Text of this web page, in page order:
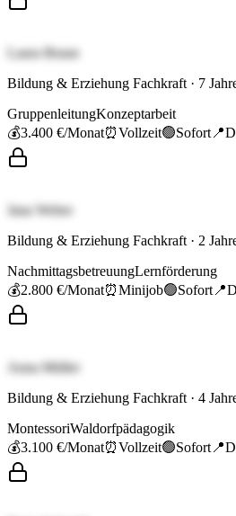
Laura Braun
Bildung & Erziehung Fachkraft · 7
GruppenleitungKonzeptarbeit
💰3.400 €/Monat⏰Vollzeit🟢Sofort 📍
Jana Weber
Bildung & Erziehung Fachkraft · 2
NachmittagsbetreuungLernförderung
💰2.800 €/Monat⏰Minijob🟢Sofort 📍
Anna Müller
Bildung & Erziehung Fachkraft · 4
MontessoriWaldorfpädagogik
💰3.100 €/Monat⏰Vollzeit🟢Sofort 📍